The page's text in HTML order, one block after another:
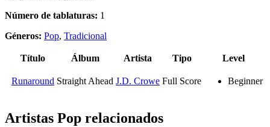
Número de tablaturas: 1
Géneros: Pop, Tradicional
Título Álbum Artista Tipo Level
Runaround Straight Ahead J.D. Crowe Full Score Beginner
Artistas Pop relacionados